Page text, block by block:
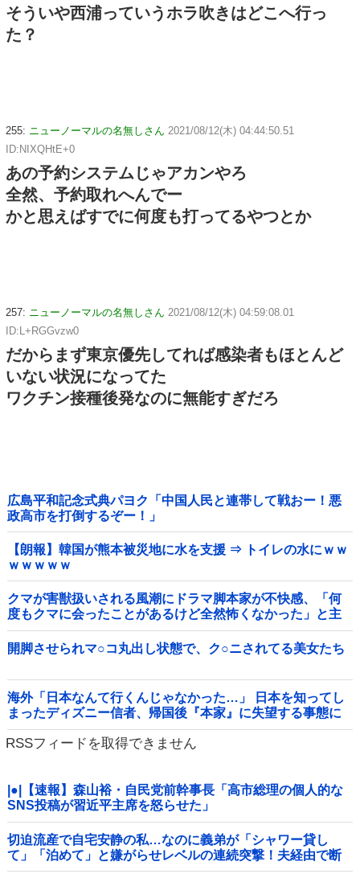
そういや西浦っていうホラ吹きはどこへ行っ
た？
255: ニューノーマルの名無しさん 2021/08/12(木) 04:44:50.51
ID:NIXQHtE+0
あの予約システムじゃアカンやろ
全然、予約取れへんでー
かと思えばすでに何度も打ってるやつとか
257: ニューノーマルの名無しさん 2021/08/12(木) 04:59:08.01
ID:L+RGGvzw0
だからまず東京優先してれば感染者もほとんど
いない状況になってた
ワクチン接種後発なのに無能すぎだろ
広島平和記念式典パヨク「中国人民と連帯して戦おー！悪
政高市を打倒するぞー！」
【朗報】韓国が熊本被災地に水を支援 ⇒ トイレの水にｗｗ
ｗｗｗｗｗ
クマが害獣扱いされる風潮にドラマ脚本家が不快感、「何
度もクマに会ったことがあるけど全然怖くなかった」と主
張しており……他
開脚させられマ○コ丸出し状態で、ク○ニされてる美女たち
海外「日本なんて行くんじゃなかった…」 日本を知ってし
まったディズニー信者、帰国後『本家』に失望する事態に
RSSフィードを取得できません
|●|【速報】森山裕・自民党前幹事長「高市総理の個人的な
SNS投稿が習近平主席を怒らせた」
切迫流産で自宅安静の私…なのに義弟が「シャワー貸し
て」「泊めて」と嫌がらせレベルの連続突撃！夫経由で断
ると私に直接LINEしてきて絶句←大人しく自宅の風呂に入